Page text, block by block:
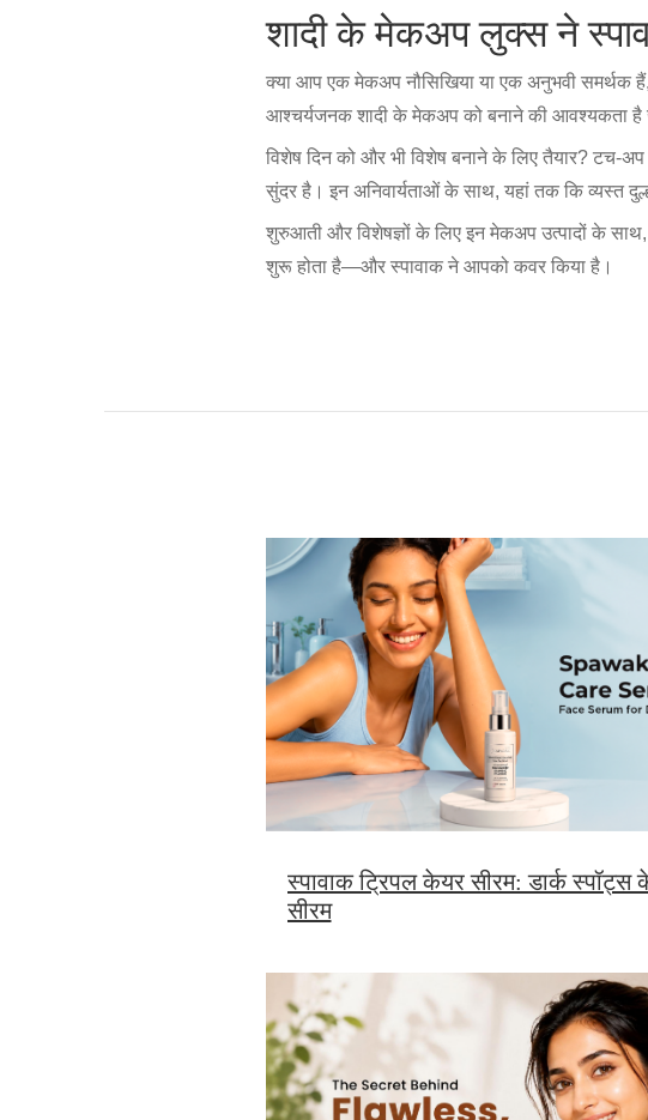
शादी के मेकअप लुक्स ने
क्या आप एक मेकअप नौसिखिया या एक अनुभवी समर्थक
आश्चर्यजनक शादी के मेकअप को बनाने की आवश्यकता है
विशेष दिन को और भी विशेष बनाने के लिए तैयार?
सुंदर है। इन अनिवार्यताओं के साथ, यहां तक कि व्यस्त
शुरुआती और विशेषज्ञों के लिए इन मेकअप उत्पादों के
शुरू होता है—और स्पावाक ने आपको कवर किया है।
स्पावाक ट्रिपल केयर सीरम: डार्क
सीरम